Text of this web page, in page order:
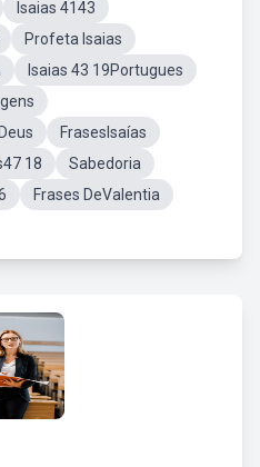
Isaias 4143
Profeta Isaias
Isaias 43 19Portugues
FrasesIsaías
18
Sabedoria
Frases DeValentia